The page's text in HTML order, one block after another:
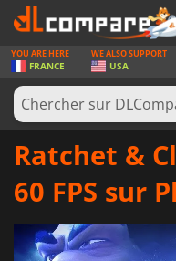
JEUX
CARTES PRÉPAYÉES
LOGICIELS
NEWS
YOU ARE HERE
FRANCE
WE ALSO SUPPORT
USA
Ratchet &
60 FPS sur